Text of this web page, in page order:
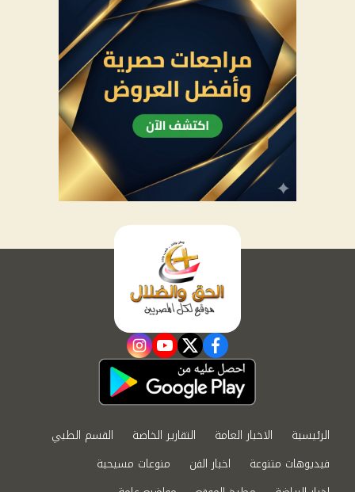
facebook
twitter
youtube
instagram
الرئيسية الاخبار العامة التقارير الخاصة
القسم الطبي
فيديوهات متنوعة
اخبار الفن
منوعات مسيحية